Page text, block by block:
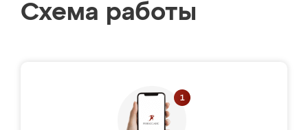
Схема работы